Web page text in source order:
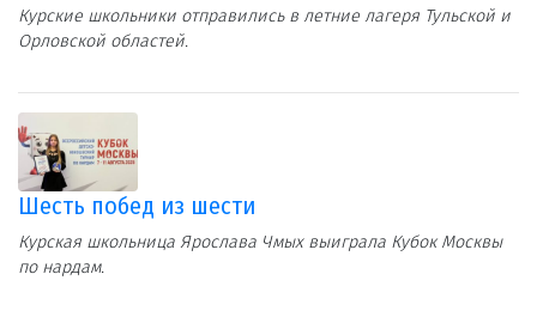
Курские школьники отправились в летние лагеря Тульской и
Орловской областей.
Шесть побед из шести
Курская школьница Ярослава Чмых выиграла Кубок Москвы
по нардам.